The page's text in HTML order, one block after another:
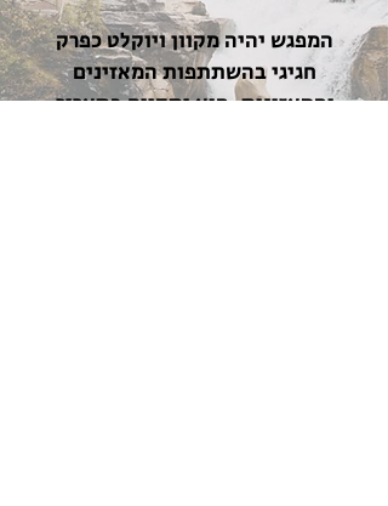
המפגש יהיה מקוון ויוקלט כפרק
חגיגי בהשתתפות המאזינים
והמאזינות. הוא יתקיים בתאריך